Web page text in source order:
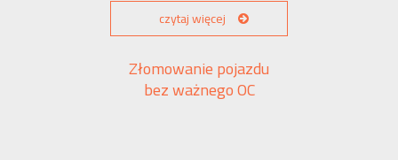
czytaj więcej
Złomowanie pojazdu
bez ważnego OC